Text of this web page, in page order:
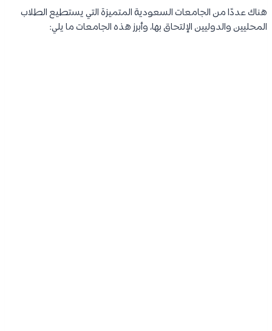
هناك عددًا من الجامعات السعودية المتميزة التي يستطيع الطلاب
المحليين والدوليين الإلتحاق بها، وأبرز هذه الجامعات ما يلي: